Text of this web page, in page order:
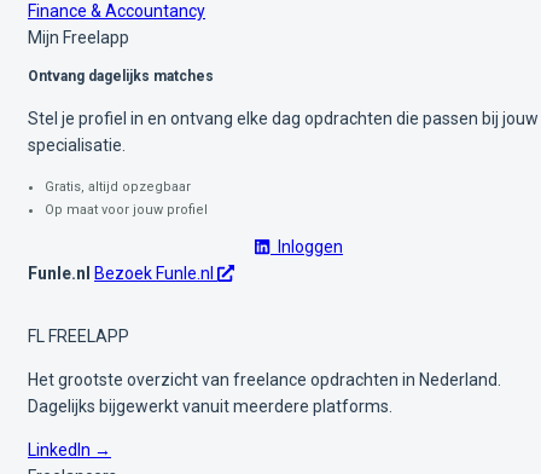
Finance & Accountancy
Mijn Freelapp
Ontvang dagelijks matches
Stel je profiel in en ontvang elke dag opdrachten die passen bij jouw
specialisatie.
Gratis, altijd opzegbaar
Op maat voor jouw profiel
Inloggen
Funle.nl
Bezoek Funle.nl
FL FREELAPP
Het grootste overzicht van freelance opdrachten in Nederland.
Dagelijks bijgewerkt vanuit meerdere platforms.
LinkedIn →